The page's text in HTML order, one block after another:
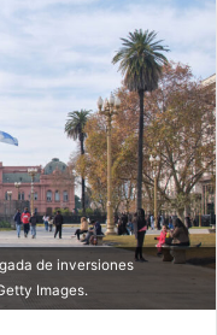
de inversiones
Images.